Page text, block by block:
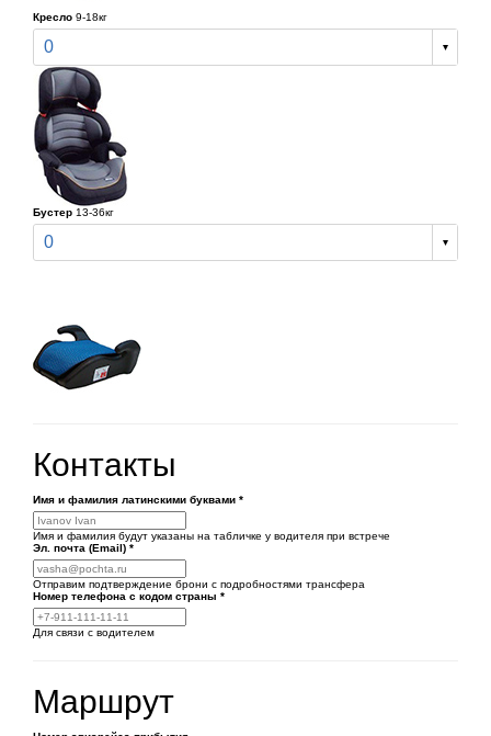
Кресло 9-18кг
0
Бустер 13-36кг
0
Контакты
Имя и фамилия латинскими буквами *
Имя и фамилия будут указаны на табличке у водителя при встрече
Эл. почта (Email) *
Отправим подтверждение брони с подробностями трансфера
Номер телефона с кодом страны *
Для связи с водителем
Маршрут